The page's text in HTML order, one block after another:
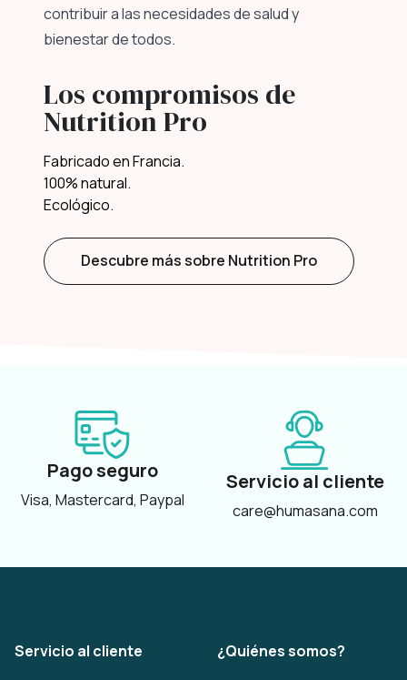
contribuir a las necesidades de salud y
bienestar de todos.
Los compromisos de
Nutrition Pro
Fabricado en Francia.
100% natural.
Ecológico.
Descubre más sobre Nutrition Pro
Pago seguro
Visa, Mastercard, Paypal
Servicio al cliente
care@humasana.com
Servicio al cliente
¿Quiénes somos?